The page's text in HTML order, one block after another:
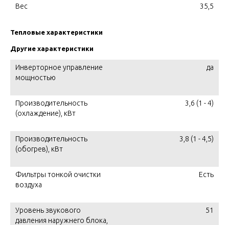
Вес 35,5
Тепловые характеристики
Другие характеристики
Инверторное управление
мощностью
да
Производительность
(охлаждение), кВт
3,6 (1 - 4)
Производительность
(обогрев), кВт
3,8 (1 - 4,5)
Фильтры тонкой очистки
воздуха
Есть
Уровень звукового
давления наружнего блока,
51